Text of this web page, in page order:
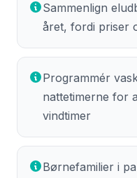
Sammenlign
året, fordi priser
Programmér
nattetimerne for
vindtimer
Børnefamilier i